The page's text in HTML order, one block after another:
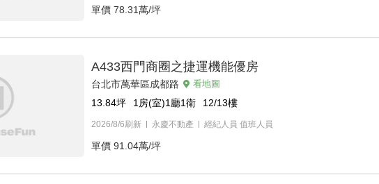
單價 78.31萬/坪
A433西門商圈之捷運機能優房
台北市萬華區成都路 看地圖
13.84坪 1房(室)1廳1衛 12/13樓
2026/8/6刷新 永慶不動產 經紀人員 值班人員
單價 91.04萬/坪